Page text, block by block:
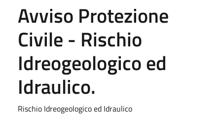
Avviso Protezione
Civile - Rischio
Idreogeologico ed
Idraulico.
Rischio Idreogeologico ed Idraulico